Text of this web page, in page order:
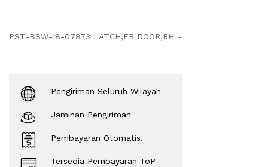
PST-BSW-18-07873 LATCH,FR DOOR,RH -
Pengiriman Seluruh Wilayah
Jaminan Pengiriman
Pembayaran Otomatis.
Tersedia Pembayaran ToP